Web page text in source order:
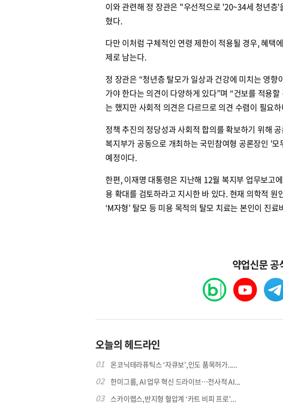
이와 관련해 정 장관은 "우선적으로 '20~34세 청년
혔다.
다만 이처럼 구체적인 연령 제한이 적용될 경우, 혜택
제로 남는다.
정 장관은 “청년층 탈모가 일상과 건강에 미치는 영
가야 한다는 의견이 다양하게 있다”며 “건보를 적용
는 했지만 사회적 의견은 다르므로 의견 수렴이 필요
정책 추진의 정당성과 사회적 합의를 확보하기 위해
복지부가 공동으로 개최하는 국민참여형 공론장인 '
예정이다.
한편, 이재명 대통령은 지난해 12월 복지부 업무보고
용 확대를 검토하라고 지시한 바 있다. 현재 의학적
‘M자형’ 탈모 등 미용 목적의 탈모 치료는 본인이 진
약업신문
오늘의 헤드라인
01 온코닉테라퓨틱스 ‘자큐보’,인도 품목허가.....
02 한미그룹, AI 업무 혁신 드라이브…전사적 AI...
03 스카이랩스,반지형 혈압계 ‘카트 비피 프로’...